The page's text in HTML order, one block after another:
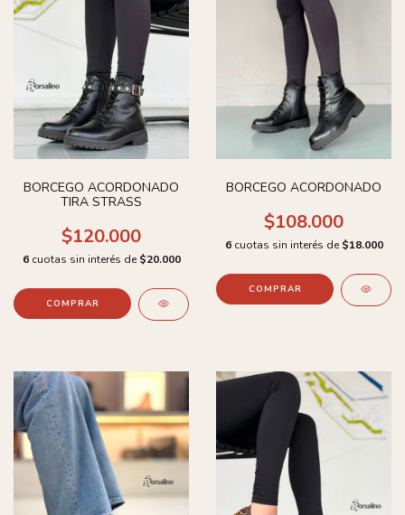
BORCEGO ACORDONADO
TIRA STRASS
$120.000
6 cuotas sin interés de $20.000
COMPRAR
BORCEGO ACORDONADO
$108.000
6 cuotas sin interés de $18.000
COMPRAR